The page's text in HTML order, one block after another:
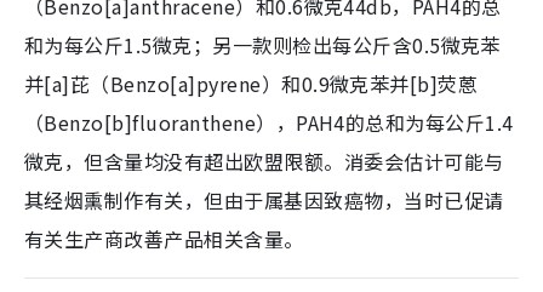
（Benzo[a]anthracene）和0.6微克44db，PAH4的总
和为每公斤1.5微克；另一款则检出每公斤含0.5微克苯
并[a]芘（Benzo[a]pyrene）和0.9微克苯并[b]荧蒽
（Benzo[b]fluoranthene），PAH4的总和为每公斤1.4
微克，但含量均没有超出欧盟限额。消委会估计可能与
其经烟熏制作有关，但由于属基因致癌物，当时已促请
有关生产商改善产品相关含量。